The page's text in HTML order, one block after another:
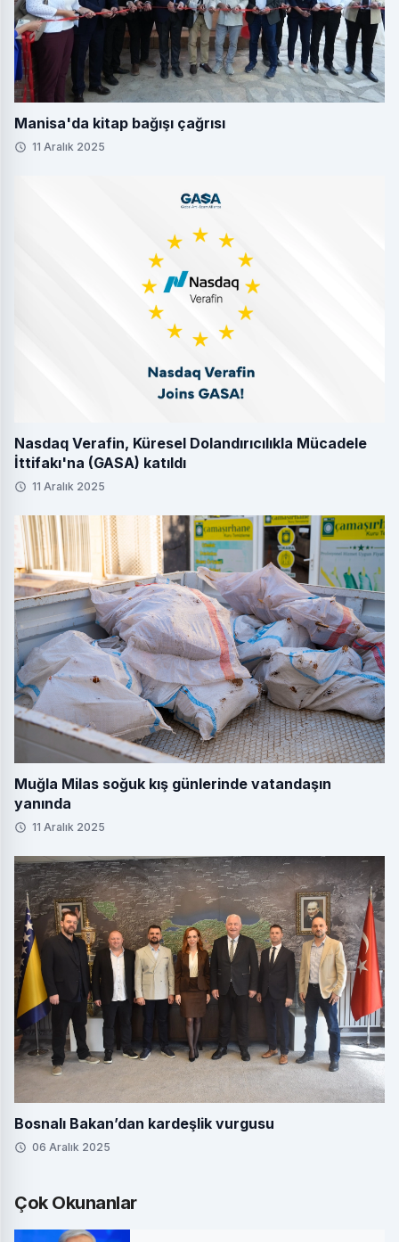
Manisa'da kitap bağışı çağrısı
11 Aralık 2025
Nasdaq Verafin, Küresel Dolandırıcılıkla Mücadele
İttifakı'na (GASA) katıldı
11 Aralık 2025
Muğla Milas soğuk kış günlerinde vatandaşın
yanında
11 Aralık 2025
Bosnalı Bakan’dan kardeşlik vurgusu
06 Aralık 2025
Çok Okunanlar